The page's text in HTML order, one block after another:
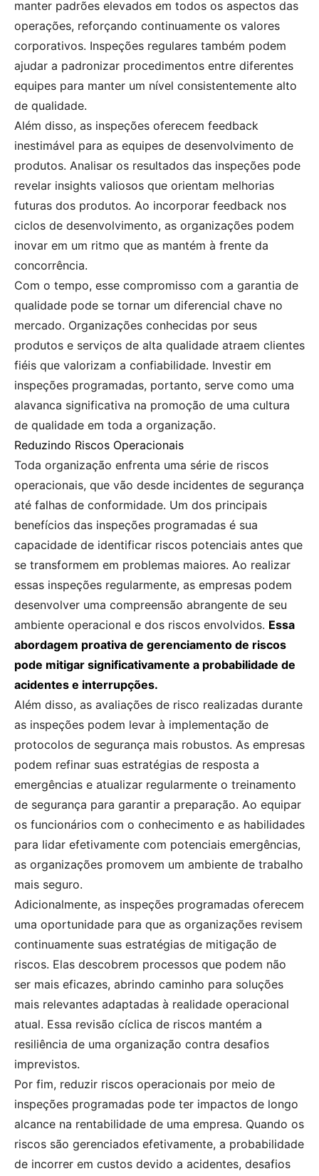
manter padrões elevados em todos os aspectos das
operações, reforçando continuamente os valores
corporativos. Inspeções regulares também podem
ajudar a padronizar procedimentos entre diferentes
equipes para manter um nível consistentemente alto
de qualidade.
Além disso, as inspeções oferecem feedback
inestimável para as equipes de desenvolvimento de
produtos. Analisar os resultados das inspeções pode
revelar insights valiosos que orientam melhorias
futuras dos produtos. Ao incorporar feedback nos
ciclos de desenvolvimento, as organizações podem
inovar em um ritmo que as mantém à frente da
concorrência.
Com o tempo, esse compromisso com a garantia de
qualidade pode se tornar um diferencial chave no
mercado. Organizações conhecidas por seus
produtos e serviços de alta qualidade atraem clientes
fiéis que valorizam a confiabilidade. Investir em
inspeções programadas, portanto, serve como uma
alavanca significativa na promoção de uma cultura
de qualidade em toda a organização.
Reduzindo Riscos Operacionais
Toda organização enfrenta uma série de riscos
operacionais, que vão desde incidentes de segurança
até falhas de conformidade. Um dos principais
benefícios das inspeções programadas é sua
capacidade de identificar riscos potenciais antes que
se transformem em problemas maiores. Ao realizar
essas inspeções regularmente, as empresas podem
desenvolver uma compreensão abrangente de seu
ambiente operacional e dos riscos envolvidos. Essa
abordagem proativa de gerenciamento de riscos
pode mitigar significativamente a probabilidade de
acidentes e interrupções.
Além disso, as avaliações de risco realizadas durante
as inspeções podem levar à implementação de
protocolos de segurança mais robustos. As empresas
podem refinar suas estratégias de resposta a
emergências e atualizar regularmente o treinamento
de segurança para garantir a preparação. Ao equipar
os funcionários com o conhecimento e as habilidades
para lidar efetivamente com potenciais emergências,
as organizações promovem um ambiente de trabalho
mais seguro.
Adicionalmente, as inspeções programadas oferecem
uma oportunidade para que as organizações revisem
continuamente suas estratégias de mitigação de
riscos. Elas descobrem processos que podem não
ser mais eficazes, abrindo caminho para soluções
mais relevantes adaptadas à realidade operacional
atual. Essa revisão cíclica de riscos mantém a
resiliência de uma organização contra desafios
imprevistos.
Por fim, reduzir riscos operacionais por meio de
inspeções programadas pode ter impactos de longo
alcance na rentabilidade de uma empresa. Quando os
riscos são gerenciados efetivamente, a probabilidade
de incorrer em custos devido a acidentes, desafios